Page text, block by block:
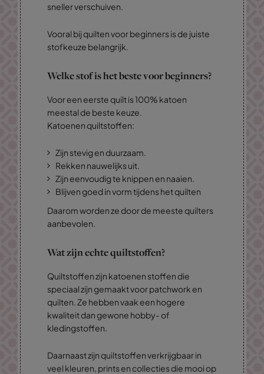
sneller verschuiven.
Vooral bij quilten voor beginners is de juiste
stofkeuze belangrijk.
Welke stof is het beste voor beginners?
Voor een eerste quilt is 100% katoen
meestal de beste keuze.
Katoenen quiltstoffen:
Zijn stevig en duurzaam.
Rekken nauwelijks uit.
Zijn eenvoudig te knippen en naaien.
Blijven goed in vorm tijdens het quilten
Daarom worden ze door de meeste quilters
aanbevolen.
Wat zijn echte quiltstoffen?
Quiltstoffen zijn katoenen stoffen die
speciaal zijn gemaakt voor patchwork en
quilten. Ze hebben vaak een hogere
kwaliteit dan gewone hobby- of
kledingstoffen.
Daarnaast zijn quiltstoffen verkrijgbaar in
veel kleuren, prints en collecties die mooi op